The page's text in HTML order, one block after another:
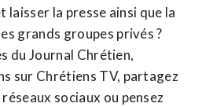
laisser la presse ainsi que la
grands groupes privés ?
du Journal Chrétien,
sur Chrétiens TV, partagez
sociaux ou pensez